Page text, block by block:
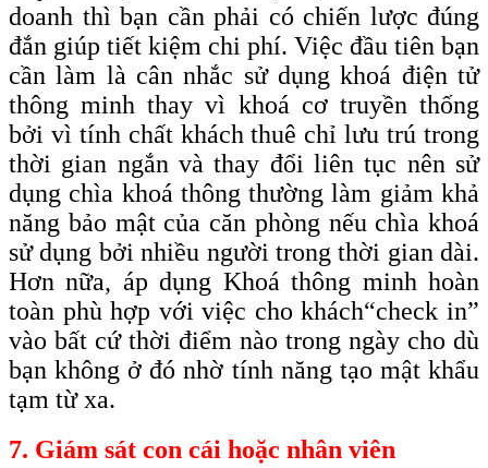
doanh thì bạn cần phải có chiến lược đúng
đắn giúp tiết kiệm chi phí. Việc đầu tiên bạn
cần làm là cân nhắc sử dụng khoá điện tử
thông minh thay vì khoá cơ truyền thống
bởi vì tính chất khách thuê chỉ lưu trú trong
thời gian ngắn và thay đổi liên tục nên sử
dụng chìa khoá thông thường làm giảm khả
năng bảo mật của căn phòng nếu chìa khoá
sử dụng bởi nhiều người trong thời gian dài.
Hơn nữa, áp dụng Khoá thông minh hoàn
toàn phù hợp với việc cho khách“checkin”
vào bất cứ thời điểm nào trong ngày cho dù
bạn không ở đó nhờ tính năng tạo mật khẩu
tạm từ xa.
7. Giám sát con cái hoặc nhân viên